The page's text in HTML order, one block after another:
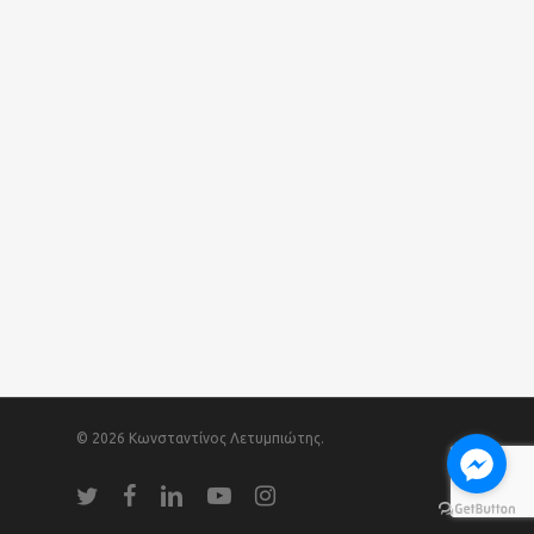
© 2026 Κωνσταντίνος Λετυμπιώτης.
twitter facebooklinkedin youtube instagram